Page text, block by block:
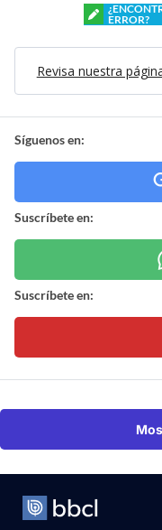
ERROR?
Revisa nuestra
Síguenos en:
Suscríbete en:
Suscríbete en: